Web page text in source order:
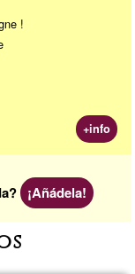
!
+info
¡Añádela!